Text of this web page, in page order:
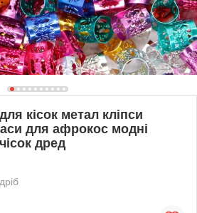
кісок метал кліпси
для афрокос модні
дред